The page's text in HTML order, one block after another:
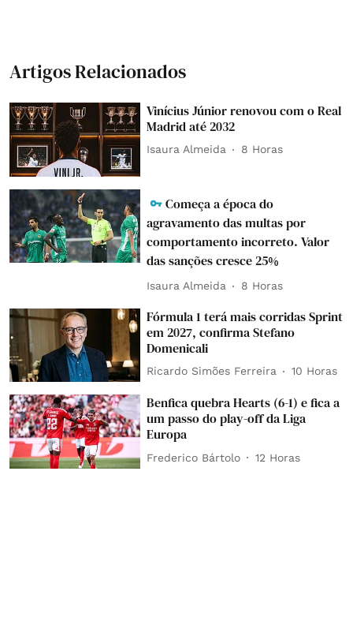
Artigos Relacionados
Vinícius Júnior renovou com o Real
Madrid até 2032
Isaura Almeida 8 Horas
Começa a época do
agravamento das multas por
comportamento incorreto. Valor
das sanções cresce 25%
Isaura Almeida 8 Horas
Fórmula 1 terá mais corridas Sprint
em 2027, confirma Stefano
Domenicali
Ricardo Simões Ferreira 10 Horas
Benfica quebra Hearts (6-1) e fica a
um passo do play-off da Liga
Europa
Frederico Bártolo 12 Horas